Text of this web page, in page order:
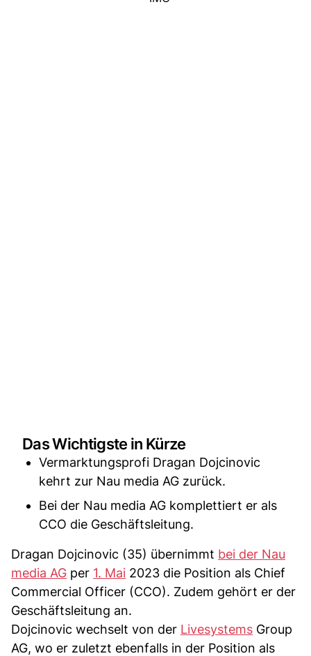
Das Wichtigste in Kürze
Vermarktungsprofi Dragan Dojcinovic
kehrt zur Nau media AG zurück.
Bei der Nau media AG komplettiert er als
CCO die Geschäftsleitung.
Dragan Dojcinovic (35) übernimmt bei der Nau
media AG per 1. Mai 2023 die Position als Chief
Commercial Officer (CCO). Zudem gehört er der
Geschäftsleitung an.
Dojcinovic wechselt von der Livesystems Group
AG, wo er zuletzt ebenfalls in der Position als